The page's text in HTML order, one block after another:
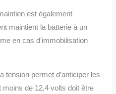
est également
maintient la batterie à un
en cas d’immobilisation
tension permet d’anticiper les
de 12,4 volts doit être